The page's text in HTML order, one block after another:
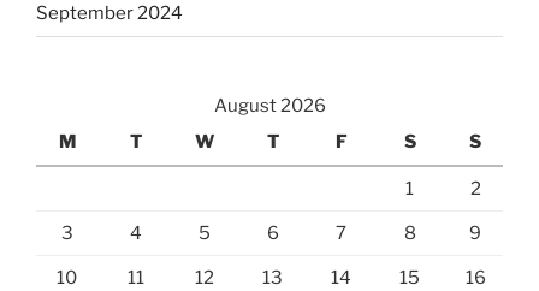
September 2024
August 2026
M
T W T F S S
1 2
3 4 5 6 7 8 9
10 11 12 13 14 15 16